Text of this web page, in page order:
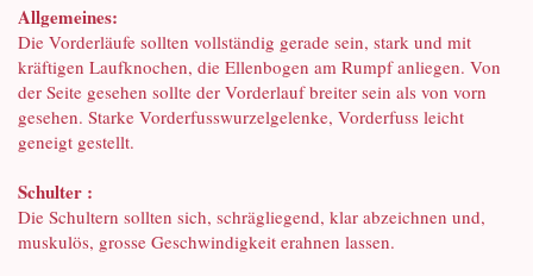
Allgemeines:
Die Vorderläufe sollten vollständig gerade sein, stark und mit
kräftigen Laufknochen, die Ellenbogen am Rumpf anliegen. Von
der Seite gesehen sollte der Vorderlauf breiter sein als von vorn
gesehen. Starke Vorderfusswurzelgelenke, Vorderfuss leicht
geneigt gestellt.
Schulter :
Die Schultern sollten sich, schrägliegend, klar abzeichnen und,
muskulös, grosse Geschwindigkeit erahnen lassen.